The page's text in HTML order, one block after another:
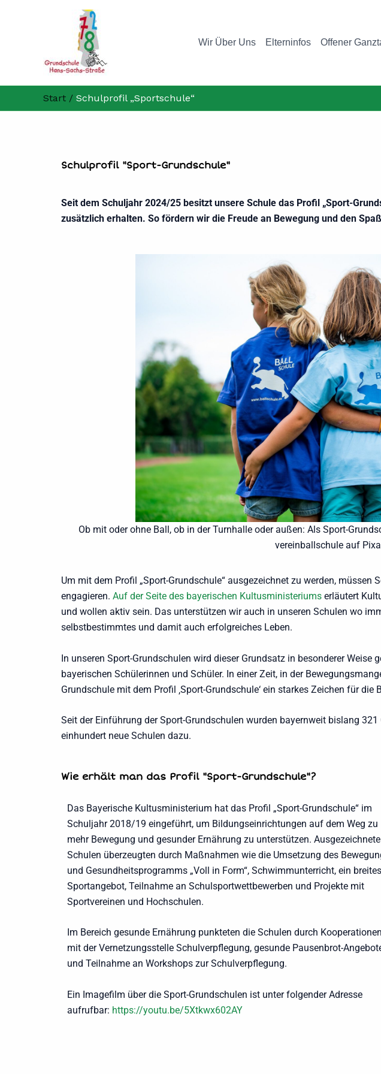
Wir Über Uns Elterninfos Offener
Start Schulprofil „Sportschule“
Schulprofil "Sport-Grundschule"
Seit dem Schuljahr 2024/25 besitzt unsere Schule das Profil „Sport-
zusätzlich erhalten. So fördern wir die Freude an Bewegung und den
Ob mit oder ohne Ball, ob in der Turnhalle oder außen: Als Sport-
vereinballschule auf
Um mit dem Profil „Sport-Grundschule“ ausgezeichnet zu werden,
engagieren. Auf der Seite des bayerischen Kultusministeriums erläutert
und wollen aktiv sein. Das unterstützen wir auch in unseren Schulen wo
selbstbestimmtes und damit auch erfolgreiches Leben.
In unseren Sport-Grundschulen wird dieser Grundsatz in besonderer
bayerischen Schülerinnen und Schüler. In einer Zeit, in der
Grundschule mit dem Profil ‚Sport-Grundschule‘ ein starkes Zeichen für
Seit der Einführung der Sport-Grundschulen wurden bayernweit bislang
einhundert neue Schulen dazu.
Wie erhält man das Profil "Sport-Grundschule"?
Das Bayerische Kultusministerium hat das Profil „Sport-Grundschule“ im
Schuljahr 2018/19 eingeführt, um Bildungseinrichtungen auf dem Weg zu
mehr Bewegung und gesunder Ernährung zu unterstützen. Ausgezeichnete
Schulen überzeugten durch Maßnahmen wie die Umsetzung des
und Gesundheitsprogramms „Voll in Form“, Schwimmunterricht, ein breites
Sportangebot, Teilnahme an Schulsportwettbewerben und Projekte mit
Sportvereinen und Hochschulen.
Im Bereich gesunde Ernährung punkteten die Schulen durch Kooperationen
mit der Vernetzungsstelle Schulverpflegung, gesunde Pausenbrot-
und Teilnahme an Workshops zur Schulverpflegung.
Ein Imagefilm über die Sport-Grundschulen ist unter folgender Adresse
aufrufbar: https://youtu.be/5Xtkwx602AY